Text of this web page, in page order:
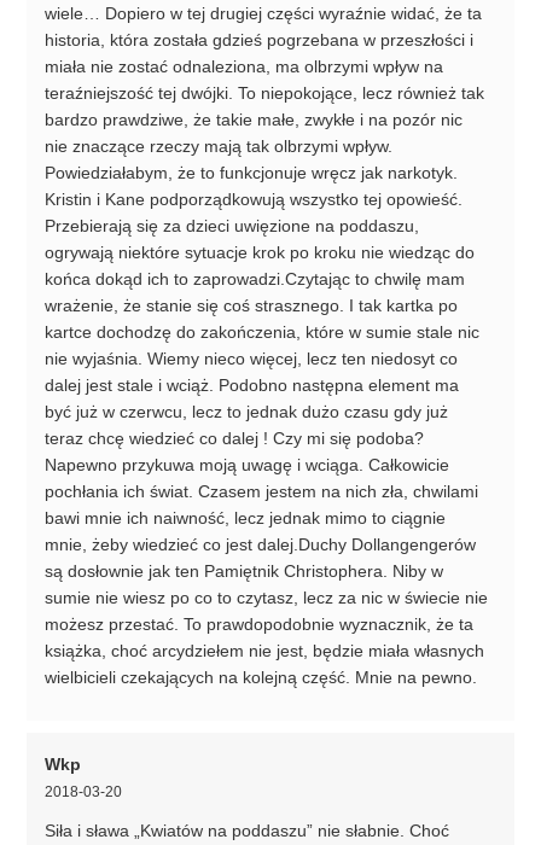
wiele… Dopiero w tej drugiej części wyraźnie widać, że ta
historia, która została gdzieś pogrzebana w przeszłości i
miała nie zostać odnaleziona, ma olbrzymi wpływ na
teraźniejszość tej dwójki. To niepokojące, lecz również tak
bardzo prawdziwe, że takie małe, zwykłe i na pozór nic
nie znaczące rzeczy mają tak olbrzymi wpływ.
Powiedziałabym, że to funkcjonuje wręcz jak narkotyk.
Kristin i Kane podporządkowują wszystko tej opowieść.
Przebierają się za dzieci uwięzione na poddaszu,
ogrywają niektóre sytuacje krok po kroku nie wiedząc do
końca dokąd ich to zaprowadzi.Czytając to chwilę mam
wrażenie, że stanie się coś strasznego. I tak kartka po
kartce dochodzę do zakończenia, które w sumie stale nic
nie wyjaśnia. Wiemy nieco więcej, lecz ten niedosyt co
dalej jest stale i wciąż. Podobno następna element ma
być już w czerwcu, lecz to jednak dużo czasu gdy już
teraz chcę wiedzieć co dalej ! Czy mi się podoba?
Napewno przykuwa moją uwagę i wciąga. Całkowicie
pochłania ich świat. Czasem jestem na nich zła, chwilami
bawi mnie ich naiwność, lecz jednak mimo to ciągnie
mnie, żeby wiedzieć co jest dalej.Duchy Dollangengerów
są dosłownie jak ten Pamiętnik Christophera. Niby w
sumie nie wiesz po co to czytasz, lecz za nic w świecie nie
możesz przestać. To prawdopodobnie wyznacznik, że ta
książka, choć arcydziełem nie jest, będzie miała własnych
wielbicieli czekających na kolejną część. Mnie na pewno.
Wkp
2018-03-20
Siła i sława „Kwiatów na poddaszu” nie słabnie. Choć